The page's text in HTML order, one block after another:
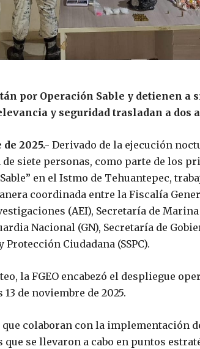
por Operación Sable y detienen a
y seguridad trasladan a dos
de 2025.- Derivado de la ejecución
siete personas, como parte de los
en el Istmo de Tehuantepec,
coordinada entre la Fiscalía
(AEI), Secretaría de
Nacional (GN), Secretaría de
Ciudadana (SSPC).
la FGEO encabezó el despliegue
de noviembre de 2025.
colaboran con la implementación
se llevaron a cabo en puntos